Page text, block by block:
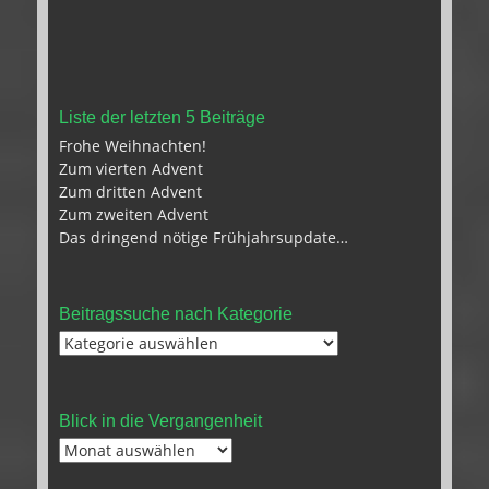
Liste der letzten 5 Beiträge
Frohe Weihnachten!
Zum vierten Advent
Zum dritten Advent
Zum zweiten Advent
Das dringend nötige Frühjahrsupdate…
Beitragssuche nach Kategorie
Beitragssuche
Blick in die Vergangenheit
Blick